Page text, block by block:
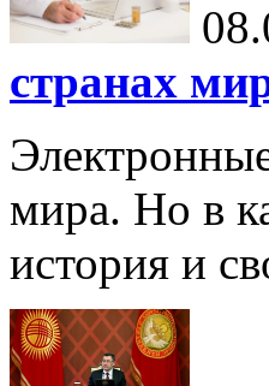
странах
мира. Но в
история и